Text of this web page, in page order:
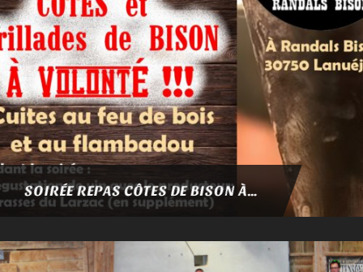
SOIRÉE REPAS CÔTES DE BISON À VOLONTÉ